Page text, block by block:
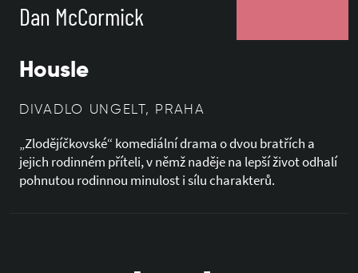
Dan McCormick
Housle
DIVADLO UNGELT, PRAHA
„Zlodějíčkovské“ komediální drama o dvou bratřích a
jejich rodinném příteli, v němž naděje na lepší život odhalí
pohnutou rodinnou minulost i sílu charakterů.